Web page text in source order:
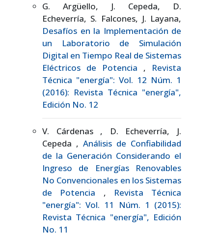
G. Argüello, J. Cepeda, D.
Echeverría, S. Falcones, J. Layana,
Desafíos en la Implementación de
un Laboratorio de Simulación
Digital en Tiempo Real de Sistemas
Eléctricos de Potencia , Revista
Técnica "energía": Vol. 12 Núm. 1
(2016): Revista Técnica "energía",
Edición No. 12
V. Cárdenas , D. Echeverría, J.
Cepeda , Análisis de Confiabilidad
de la Generación Considerando el
Ingreso de Energías Renovables
No Convencionales en los Sistemas
de Potencia , Revista Técnica
"energía": Vol. 11 Núm. 1 (2015):
Revista Técnica "energía", Edición
No. 11